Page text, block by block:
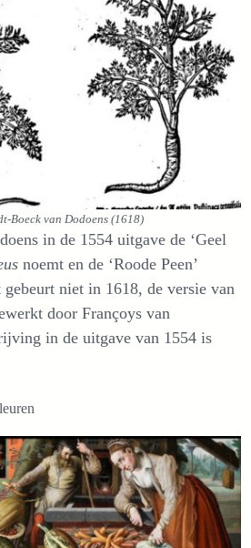
Boeck van Dodoens (1618)
in de 1554 uitgave de ‘Geel
noemt en de ‘Roode Peen’
gebeurt niet in 1618, de versie van
door Françoys van
in de uitgave van 1554 is